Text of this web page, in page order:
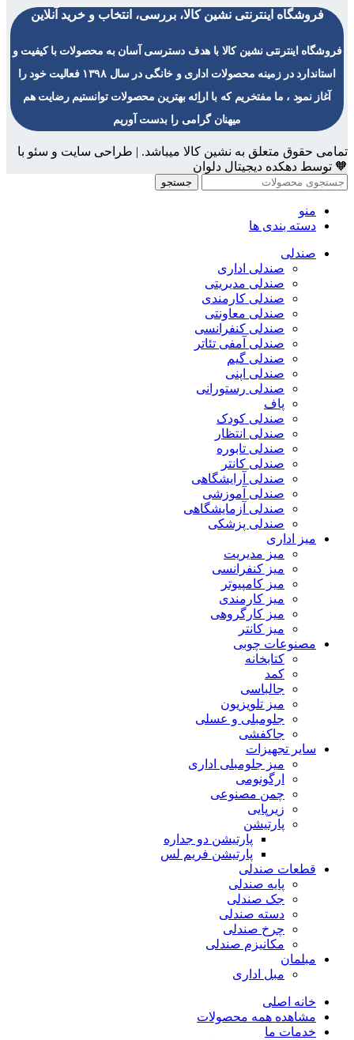
فروشگاه اینترنتی نشین کالا، بررسی، انتخاب و خرید آنلاین
فروشگاه اینترنتی نشین کالا با هدف دسترسی آسان به محصولات با کیفیت و
استاندارد در زمینه محصولات اداری و خانگی در سال ۱۳۹۸ فعالیت خود را
آغاز نمود ، ما مفتخریم که با اراِئه بهترین محصولات توانستیم رضایت هم
میهنان گرامی را بدست آوریم
تمامی حقوق متعلق به نشین کالا میباشد. | طراحی سایت و سئو با
🧡 توسط دهکده دیجیتال دلوان
جستجو
منو
دسته بندی ها
صندلی
صندلی اداری
صندلی مدیریتی
صندلی کارمندی
صندلی معاونتی
صندلی کنفرانسی
صندلی آمفی تئاتر
صندلی گیم
صندلی اپنی
صندلی رستورانی
پاف
صندلی کودک
صندلی انتظار
صندلی تابوره
صندلی کانتر
صندلی آرایشگاهی
صندلی آموزشی
صندلی آزمایشگاهی
صندلی پزشکی
میز اداری
میز مدیریت
میز کنفرانسی
میز کامپیوتر
میز کارمندی
میز کارگروهی
میز کانتر
مصنوعات چوبی
کتابخانه
کمد
جالباسی
میز تلویزیون
جلومبلی و عسلی
جاکفشی
سایر تجهیزات
میز جلومبلی اداری
ارگونومی
چمن مصنوعی
زیرپایی
پارتیشن
پارتیشن دو جداره
پارتیشن فریم لس
قطعات صندلی
پایه صندلی
جک صندلی
دسته صندلی
چرخ صندلی
مکانیزم صندلی
مبلمان
مبل اداری
خانه اصلی
مشاهده همه محصولات
خدمات ما